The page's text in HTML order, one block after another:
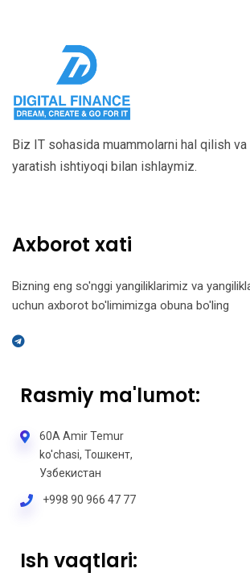
Biz IT sohasida muammolarni hal qilish
yaratish ishtiyoqi bilan ishlaymiz.
Axborot xati
Bizning eng so'nggi yangiliklarimiz va
uchun axborot bo'limimizga obuna bo'ling
Rasmiy ma'lumot:
60A Amir Temur
ko'chasi, Тошкент,
Узбекистан
+998 90 966 47 77
Ish vaqtlari: